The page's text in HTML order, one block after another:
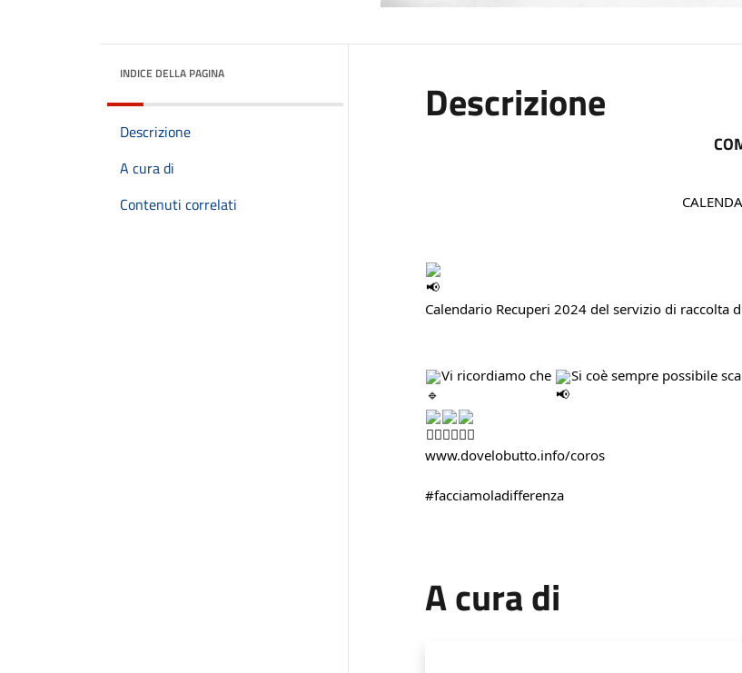
INDICE DELLA PAGINA
Descrizione
A cura di
Contenuti correlati
Descrizione
Calendario Recuperi 2024 del servizio di raccolta
Vi ricordiamo che Si coè sempre possibile
www.dovelobutto.info/coros
#facciamoladifferenza
A cura di